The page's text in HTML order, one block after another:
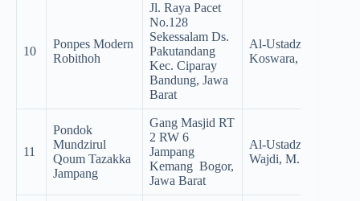
10
Ponpes Modern
Robithoh
Jl. Raya Pacet
No.128
Sekessalam Ds.
Pakutandang
Kec. Ciparay
Bandung, Jawa
Barat
Al-Ustadz KH.
Koswara, S.P
11
Pondok
Mundzirul
Qoum Tazakka
Jampang
Gang Masjid RT
2 RW 6
Jampang
Kemang Bogor,
Jawa Barat
Al-Ustadz Farid
Wajdi, M.S.I.